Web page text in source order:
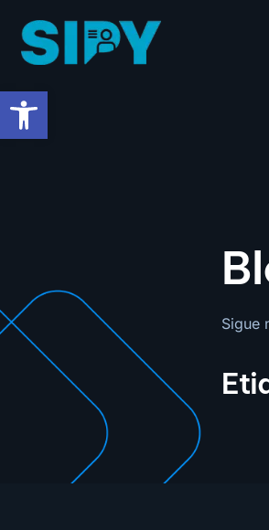
Sigue
Abrir barra de herramientas